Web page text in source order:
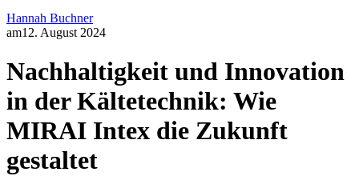
Hannah Buchner
am12. August 2024
Nachhaltigkeit und Innovation
in der Kältetechnik: Wie
MIRAI Intex die Zukunft
gestaltet